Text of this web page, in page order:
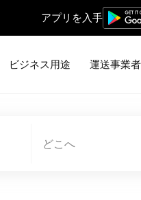
アプリを入手
ビジネス用途 運送事業
どこへ